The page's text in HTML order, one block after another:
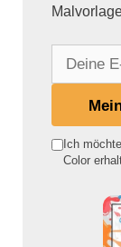
e Ich
Color